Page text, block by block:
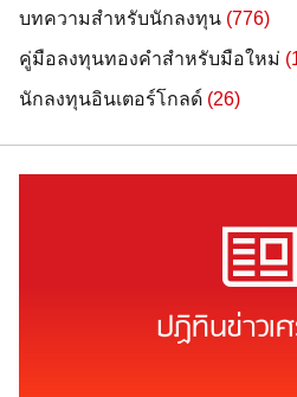
บทความสำหรับนักลงทุน (776)
คู่มือลงทุนทองคำสำหรับมือใหม่
นักลงทุนอินเตอร์โกลด์ (26)
ปฏิทินข่าวเ